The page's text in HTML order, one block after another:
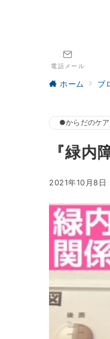
電話メール
ホーム ブ
●からだのケア
『緑内
2021年10月8日